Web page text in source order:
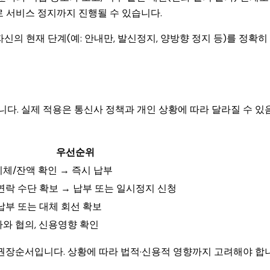
서비스 정지까지 진행될 수 있습니다.
의 현재 단계(예: 안내만, 발신정지, 양방향 정지 등)를 정확히
. 실제 적용은 통신사 정책과 개인 상황에 따라 달라질 수 있
우선순위
체/잔액 확인 → 즉시 납부
락 수단 확보 → 납부 또는 일시정지 신청
부 또는 대체 회선 확보
협의, 신용영향 확인
장순서입니다. 상황에 따라 법적·신용적 영향까지 고려해야 합